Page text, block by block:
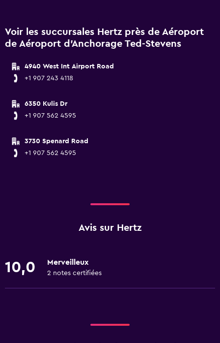
Voir les succursales Hertz près de Aéroport
de Aéroport d'Anchorage Ted-Stevens
4940 West Int Airport Road
+1 907 243 4118
6350 Kulis Dr
+1 907 562 4595
3730 Spenard Road
+1 907 562 4595
Avis sur Hertz
10,0 Merveilleux
2 notes certifiées